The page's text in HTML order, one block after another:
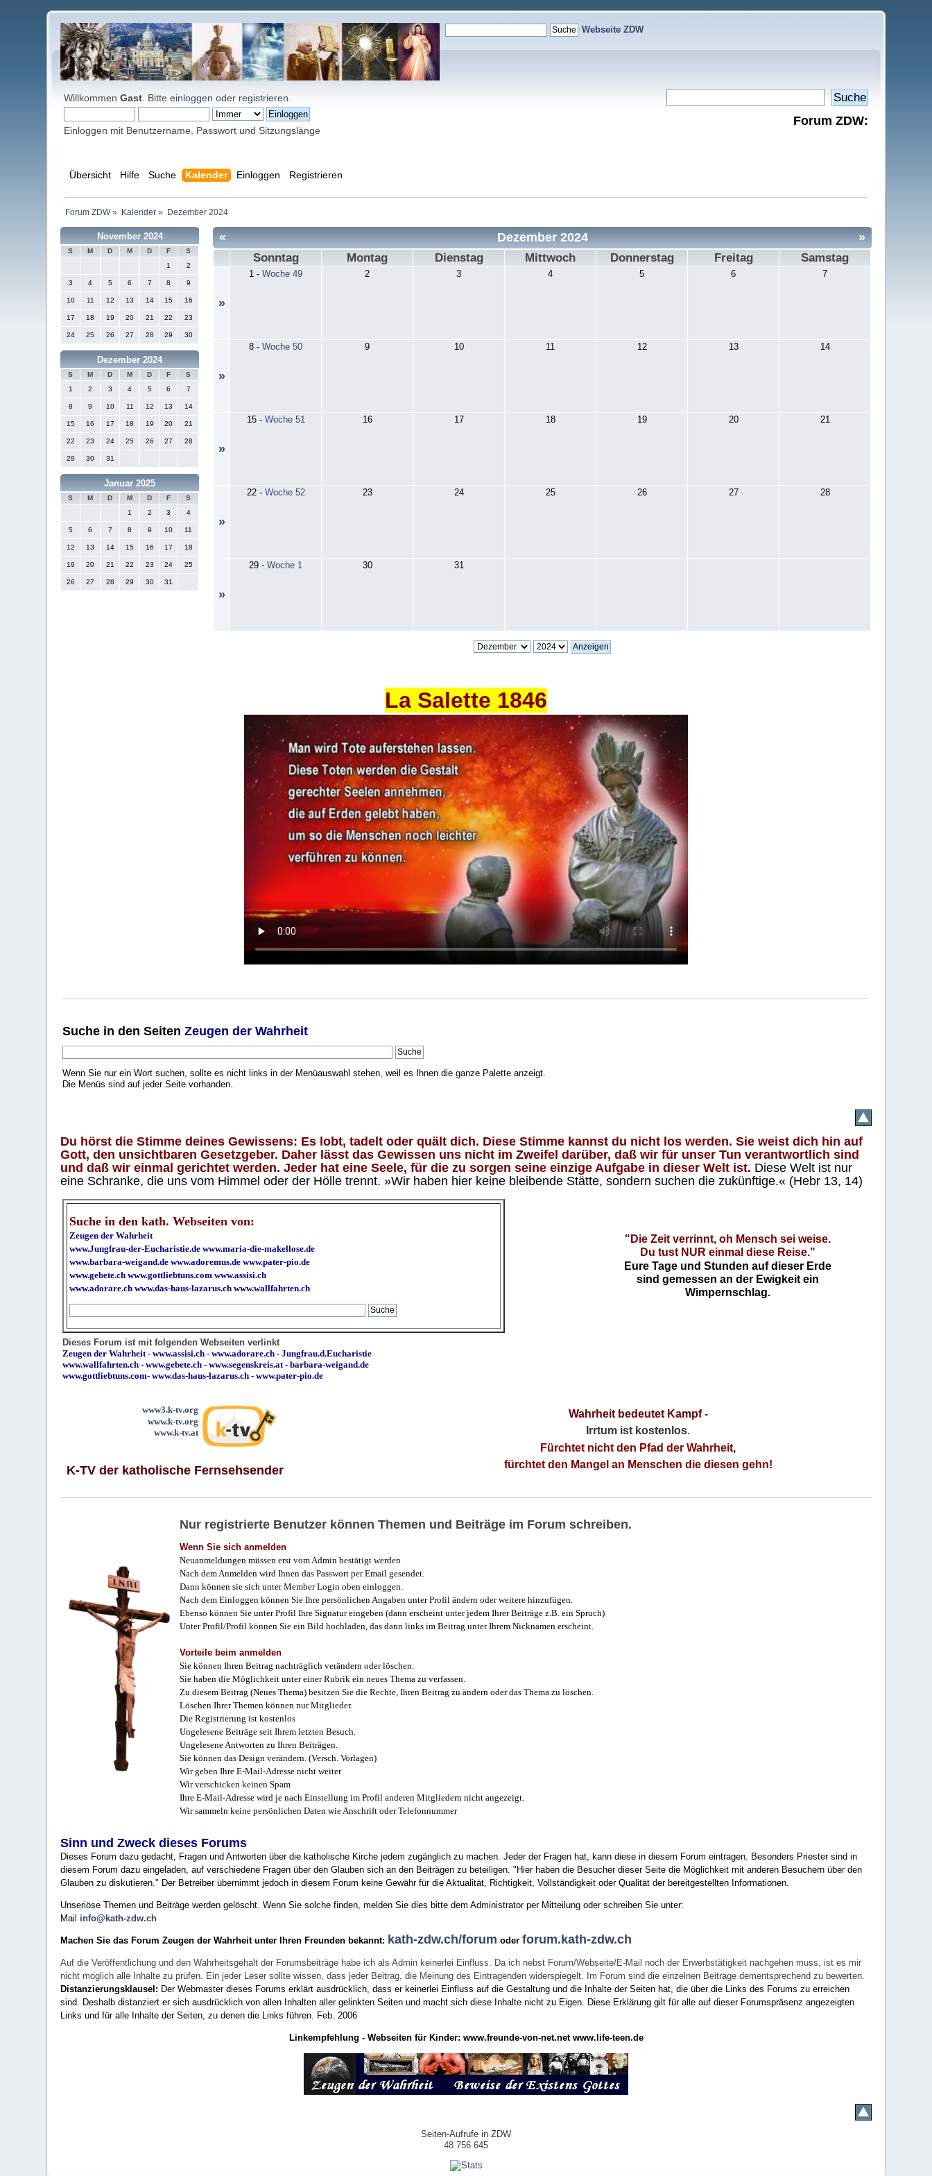
Webseite ZDW
WillkommenGast . Bitteeinloggen oder registrieren
Einloggen mit Benutzername, Passwort und Sitzungslänge
Forum ZDW:
Übersicht Hilfe Suche Kalender Einloggen Registrieren
Forum ZDW» Kalender» Dezember 2024
November 2024
S M D M D F
S
1
2
3 4 5 6 7 8 9
10 11 12 13 14 15 16
17 18 19 20 21 22 23
24 25 26 27 28 29 30
Dezember 2024
S M D M D F
S
1
2 3 4 5 6 7
8 9 10 11 12 13 14
15 16 17 18 19 20 21
22 23 24 25 26 27 28
29 30 31
Januar 2025
S M D M D F
S
1
2 3 4
5 6 7 8 9 10 11
12 13 14 15 16 17 18
19 20 21 22 23 24 25
26 27 28 29 30 31
« »
Dezember 2024
Sonntag Montag Dienstag Mittwoch Donnerstag Freitag Samstag
»
1 -Woche 49 2 3 4 5 6 7
»
8 -Woche 50 9 10 11 12 13 14
»
15- Woche 51 16 17 18 19 20 21
»
22- Woche 52 23 24 25 26 27 28
»
29 -Woche 1 30 31
La Salette 1846
Suche in den SeitenZeugen der Wahrheit
Wenn Sie nur ein Wort suchen, sollte es nicht links in der Menüauswahl stehen, weil es Ihnen die ganze Palette anzeigt.
Die Menüs sind auf jeder Seite vorhanden.
Du hörst die Stimme deines Gewissens: Es lobt, tadelt oder quält dich. Diese Stimme kannst du nicht los werden. Sie weist dich hin auf
Gott, den unsichtbaren Gesetzgeber. Daher lässt das Gewissen uns nicht im Zweifel darüber, daß wir für unser Tun verantwortlich sind
und daß wir einmal gerichtet werden. Jeder hat eine Seele, für die zu sorgen seine einzige Aufgabe in dieser Welt ist. Diese Welt ist nur
eine Schranke, die uns vom Himmel oder der Hölle trennt. »Wir haben hier keine bleibende Stätte, sondern suchen die zukünftige.« (Hebr 13, 14)
Suche in den kath. Webseiten von:
Zeugen der Wahrheit
www.Jungfrau-der-Eucharistie.de www.maria-die-makellose.de
www.barbara-weigand.de www.adoremus.de www.pater-pio.de
www.gebete.ch www.gottliebtuns.com www.assisi.ch
www.adorare.ch www.das-haus-lazarus.ch www.wallfahrten.ch
"Die Zeit verrinnt, oh Mensch sei weise.
Du tust NUR einmal diese Reise."
Eure Tage und Stunden auf dieser Erde
sind gemessen an der Ewigkeit ein
Wimpernschlag.
Dieses Forum ist mit folgenden Webseiten verlinkt
Zeugen der Wahrheit -www.assisi.ch -www.adorare.ch -Jungfrau.d.Eucharistie
www.wallfahrten.ch -www.gebete.ch -www.segenskreis.at -barbara-weigand.de
www.gottliebtuns.com-www.das-haus-lazarus.ch - www.pater-pio.de
www3.k-tv.org
www.k-tv.org
www.k-tv.at
K-TV der katholische Fernsehsender
Wahrheit bedeutet Kampf-
Irrtum ist kostenlos.
Fürchtet nicht den Pfad der Wahrheit,
fürchtet den Mangel an Menschen die diesen gehn!
Nur registrierte Benutzer können Themen und Beiträge im Forum schreiben.
Wenn Sie sich anmelden
Neuanmeldungen müssen erst vom Admin bestätigt werden
Nach dem Anmelden wird Ihnen das Passwort per Email gesendet.
Dann können sie sich unter Member Login oben einloggen.
Nach dem Einloggen können Sie Ihre persönlichen Angaben unter Profil ändern oder weitere hinzufügen.
Ebenso können Sie unter Profil Ihre Signatur eingeben (dann erscheint unter jedem Ihrer Beiträge z.B. ein Spruch)
Unter Profil/Profil können Sie ein Bild hochladen, das dann links im Beitrag unter Ihrem Nicknamen erscheint.
Vorteile beim anmelden
Sie können Ihren Beitrag nachträglich verändern oder löschen.
Sie haben die Möglichkeit unter einer Rubrik ein neues Thema zu verfassen.
Zu diesem Beitrag (Neues Thema) besitzen Sie die Rechte, Ihren Beitrag zu ändern oder das Thema zu löschen.
Löschen Ihrer Themen können nur Mitglieder.
Die Registrierung ist kostenlos
Ungelesene Beiträge seit Ihrem letzten Besuch.
Ungelesene Antworten zu Ihren Beiträgen.
Sie können das Design verändern. (Versch. Vorlagen)
Wir geben Ihre E-Mail-Adresse nicht weiter
Wir verschicken keinen Spam
Ihre E-Mail-Adresse wird je nach Einstellung im Profil anderen Mitgliedern nicht angezeigt.
Wir sammeln keine persönlichen Daten wie Anschrift oder Telefonnummer
Sinn und Zweck dieses Forums
Dieses Forum dazu gedacht, Fragen und Antworten über die katholische Kirche jedem zugänglich zu machen. Jeder der Fragen hat, kann diese in diesem Forum eintragen. Besonders Priester sind in
diesem Forum dazu eingeladen, auf verschiedene Fragen über den Glauben sich an den Beiträgen zu beteiligen. "Hier haben die Besucher dieser Seite die Möglichkeit mit anderen Besuchern über den
Glauben zu diskutieren." Der Betreiber übernimmt jedoch in diesem Forum keine Gewähr für die Aktualität, Richtigkeit, Vollständigkeit oder Qualität der bereitgestellten Informationen.
Unseriöse Themen und Beiträge werden gelöscht. Wenn Sie solche finden, melden Sie dies bitte dem Administrator per Mitteilung oder schreiben Sie unter:
Mail info@kath-zdw.ch
Machen Sie das Forum Zeugen der Wahrheit unter Ihren Freunden bekannt: kath-zdw.ch/forum oderforum.kath-zdw.ch
Auf die Veröffentlichung und den Wahrheitsgehalt der Forumsbeiträge habe ich als Admin keinerlei Einfluss. Da ich nebst Forum/Webseite/E-Mail noch der Erwerbstätigkeit nachgehen muss, ist es mir
nicht möglich alle Inhalte zu prüfen. Ein jeder Leser sollte wissen, dass jeder Beitrag, die Meinung des Eintragenden widerspiegelt. Im Forum sind die einzelnen Beiträge dementsprechend zu bewerten.
Distanzierungsklausel: Der Webmaster dieses Forums erklärt ausdrücklich, dass er keinerlei Einfluss auf die Gestaltung und die Inhalte der Seiten hat, die über die Links des Forums zu erreichen
sind. Deshalb distanziert er sich ausdrücklich von allen Inhalten aller gelinkten Seiten und macht sich diese Inhalte nicht zu Eigen. Diese Erklärung gilt für alle auf dieser Forumspräsenz angezeigten
Links und für alle Inhalte der Seiten, zu denen die Links führen. Feb. 2006
Linkempfehlung - Webseiten für Kinder: www.freunde-von-net.net www.life-teen.de
Seiten-Aufrufe in ZDW
48 756 645